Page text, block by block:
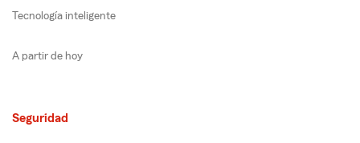
Tecnología inteligente
A partir de hoy
Seguridad